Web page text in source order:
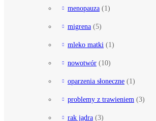
menopauza (1)
migrena (5)
mleko matki (1)
nowotwór (10)
oparzenia słoneczne (1)
problemy z trawieniem (3)
rak jądra (3)